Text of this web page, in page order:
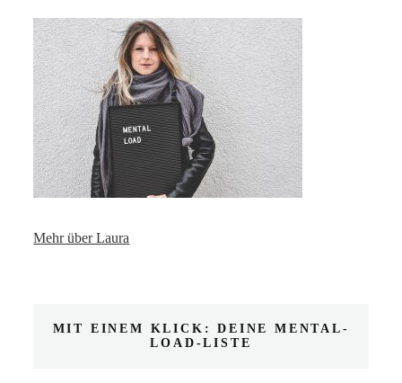
Mehr über Laura
MIT EINEM KLICK: DEINE MENTAL-
LOAD-LISTE